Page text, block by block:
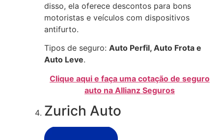
disso, ela oferece descontos para bons
motoristas e veículos com dispositivos
antifurto.
Tipos de seguro: Auto Perfil, Auto Frota e
Auto Leve.
Clique aqui e faça uma cotação de seguro
auto na Allianz Seguros
Zurich Auto